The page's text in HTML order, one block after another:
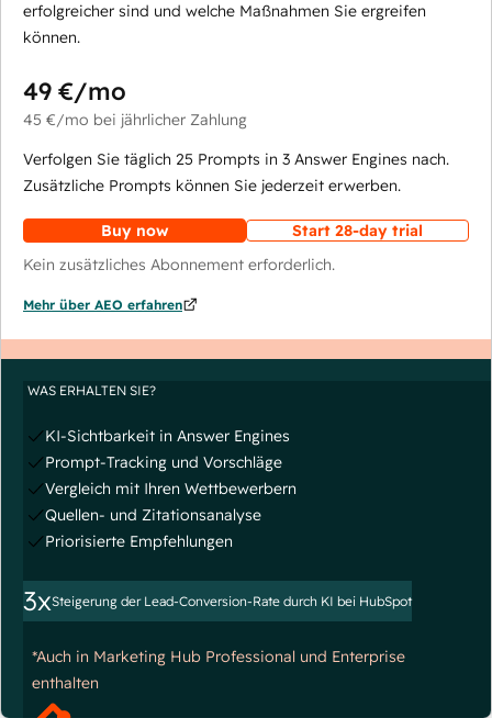
erfolgreicher sind und welche Maßnahmen Sie ergreifen
können.
49 €/mo
45 €/mo bei jährlicher Zahlung
Verfolgen Sie täglich 25 Prompts in 3 Answer Engines nach.
Zusätzliche Prompts können Sie jederzeit erwerben.
Buy now
Start 28-day trial
Kein zusätzliches Abonnement erforderlich.
Mehr über AEO erfahren
WAS ERHALTEN SIE?
KI-Sichtbarkeit in Answer Engines
Prompt-Tracking und Vorschläge
Vergleich mit Ihren Wettbewerbern
Quellen- und Zitationsanalyse
Priorisierte Empfehlungen
3xSteigerung der Lead-Conversion-Rate durch KI bei HubSpot
*Auch in Marketing Hub Professional und Enterprise
enthalten